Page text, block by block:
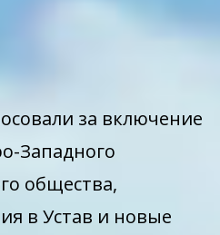
за включение
Западного
общества,
в Устав и новые